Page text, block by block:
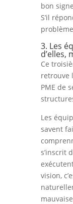
bon
S’il
3. Les
d’elles,
Ce
retrouve
PME de
Les
savent
s’inscrit
vision,